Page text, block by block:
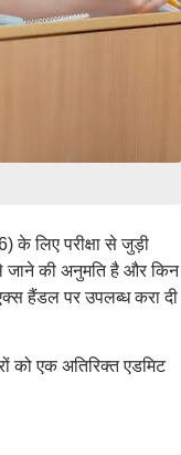
के लिए परीक्षा से जुड़ी
जाने की अनुमति है और किन
हैंडल पर उपलब्ध करा दी
को एक अतिरिक्त एडमिट